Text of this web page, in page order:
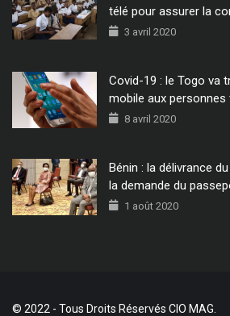
télé pour assurer la
3 avril 2020
Covid-19 : le Togo va
mobile aux personnes
8 avril 2020
Bénin : la délivrance
la demande du
1 août 2020
© 2022 - Tous Droits Réservés CIO MAG.